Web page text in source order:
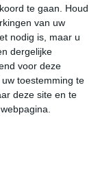
te gaan.
Houd
van uw
nodig is, maar u
dergelijke
voor deze
toestemming te
deze site en te
14:00 17:00
14:00 17:00